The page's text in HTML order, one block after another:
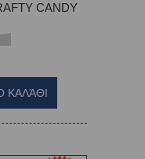
CANDY